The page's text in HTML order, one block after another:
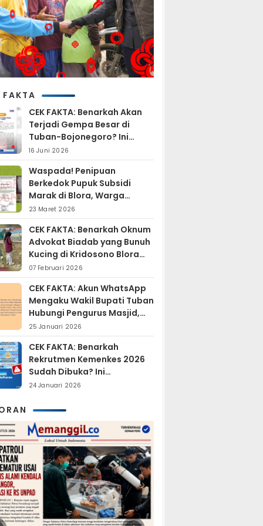
FAKTA
CEK FAKTA: Benarkah Akan
Terjadi Gempa Besar di
Tuban-Bojonegoro? Ini
Penjelasan BMKG
16 Juni 2026
Waspada! Penipuan
Berkedok Pupuk Subsidi
Marak di Blora, Warga
Diminta Hati-hati
23 Maret 2026
CEK FAKTA: Benarkah Oknum
Advokat Biadab yang Bunuh
Kucing di Kridosono Blora
Sudah Resmi Jadi
Tersangka?
07 Februari 2026
CEK FAKTA: Akun WhatsApp
Mengaku Wakil Bupati Tuban
Hubungi Pengurus Masjid,
Dipastikan Hoaks
25 Januari 2026
CEK FAKTA: Benarkah
Rekrutmen Kemenkes 2026
Sudah Dibuka? Ini
Penjelasan Resmi BKN
24 Januari 2026